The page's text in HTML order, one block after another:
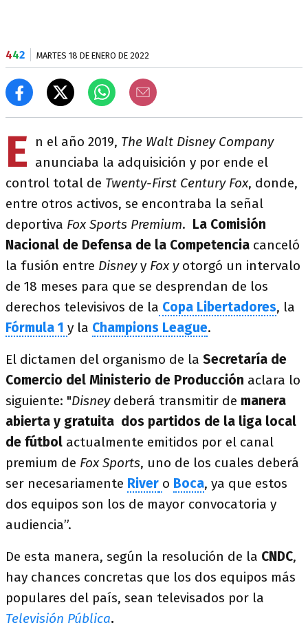
442 MARTES 18 DE ENERO DE 2022
E n el año 2019, The Walt Disney Company
anunciaba la adquisición y por ende el
control total de Twenty-First Century Fox, donde,
entre otros activos, se encontraba la señal
deportiva Fox Sports Premium. La Comisión
Nacional de Defensa de la Competencia canceló
la fusión entre Disneyy Fox y otorgó un intervalo
de 18 meses para que se desprendan de los
derechos televisivos de la Copa Libertadores, la
Fórmula 1 y la Champions League.
El dictamen del organismo de la Secretaría de
Comercio del Ministerio de Producción aclara lo
siguiente: "Disney deberá transmitir de manera
abierta y gratuita dos partidos de la liga local
de fútbol actualmente emitidos por el canal
premium de Fox Sports, uno de los cuales deberá
ser necesariamente River o Boca, ya que estos
dos equipos son los de mayor convocatoria y
audiencia”.
De esta manera, según la resolución de la CNDC,
hay chances concretas que los dos equipos más
populares del país, sean televisados por la
Televisión Pública.